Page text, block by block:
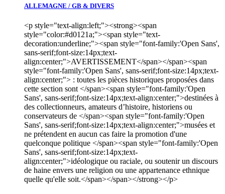
ALLEMAGNE / GB & DIVERS
<p style="text-align:left;"><strong><span
style="color:#d0121a;"><span style="text-
decoration:underline;"><span style="font-family:'Open Sans',
sans-serif;font-size:14px;text-
align:center;">AVERTISSEMENT</span></span><span
style="font-family:'Open Sans', sans-serif;font-size:14px;text-
align:center;"> : toutes les pièces historiques proposées dans
cette section sont </span><span style="font-family:'Open
Sans', sans-serif;font-size:14px;text-align:center;">destinées à
des collectionneurs, amateurs d’histoire, historiens ou
conservateurs de </span><span style="font-family:'Open
Sans', sans-serif;font-size:14px;text-align:center;">musées et
ne prétendent en aucun cas faire la promotion d'une
quelconque politique </span><span style="font-family:'Open
Sans', sans-serif;font-size:14px;text-
align:center;">idéologique ou raciale, ou soutenir un discours
de haine envers une religion ou une appartenance ethnique
quelle qu'elle soit.</span></span></strong></p>